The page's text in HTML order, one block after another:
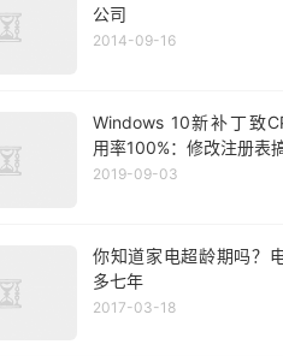
公司
2014-09-16
Windows 10新补丁致
用率100%：修改注册表
2019-09-03
你知道家电超龄期吗？
多七年
2017-03-18